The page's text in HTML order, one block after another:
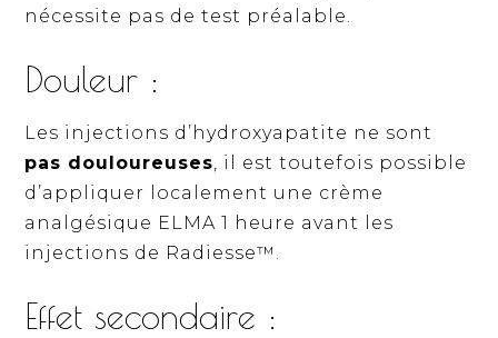
nécessite pas de test préalable.
Douleur :
Les injections d’hydroxyapatite ne sont
pas douloureuses, il est toutefois possible
d’appliquer localement une crème
analgésique ELMA 1 heure avant les
injections de Radiesse™.
Effet secondaire :